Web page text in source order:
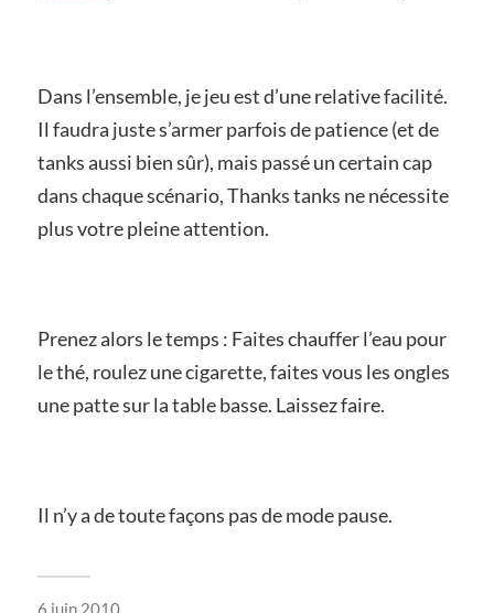
Dans l’ensemble, je jeu est d’une relative facilité.
Il faudra juste s’armer parfois de patience (et de
tanks aussi bien sûr), mais passé un certain cap
dans chaque scénario, Thanks tanks ne nécessite
plus votre pleine attention.
Prenez alors le temps : Faites chauffer l’eau pour
le thé, roulez une cigarette, faites vous les ongles
une patte sur la table basse. Laissez faire.
Il n’y a de toute façons pas de mode pause.
6 juin 2010